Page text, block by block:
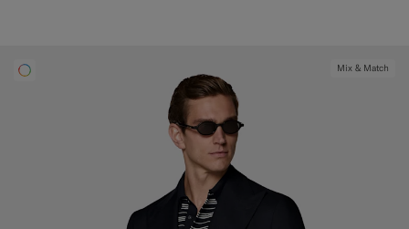
Mix & Match